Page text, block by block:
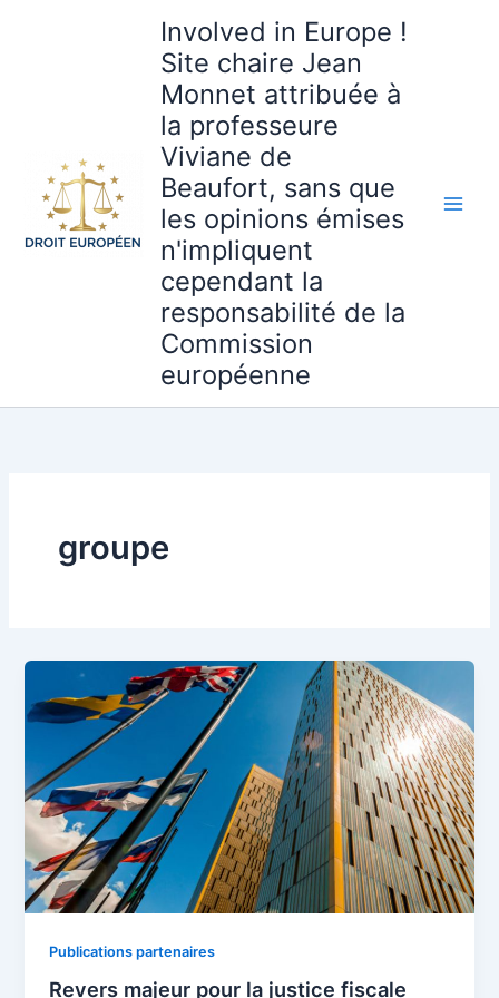
Involved in Europe !
Site chaire Jean
Monnet attribuée à
la professeure
Viviane de
Beaufort, sans que
les opinions émises
n'impliquent
cependant la
responsabilité de la
Commission
européenne
groupe
Publications partenaires
Revers majeur pour la justice fiscale